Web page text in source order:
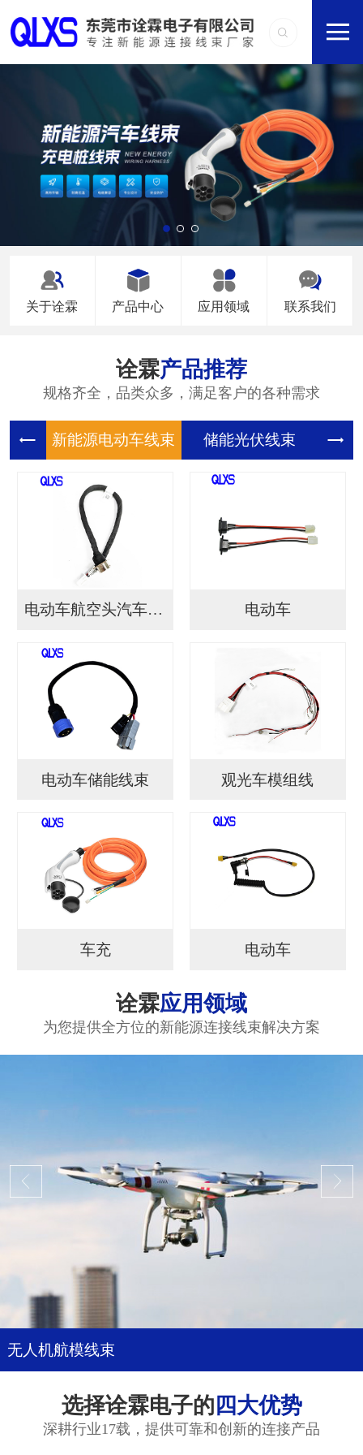
关于诠霖 产品中心 应用领域 联系我们
诠霖产品推荐
规格齐全，品类众多，满足客户的各种需求
新能源电 储能光伏
电动车航空头汽车连接... 电动车
电动车储能线束 观光车模组线
车充 电动车
诠霖应用领域
为您提供全方位的新能源连接线束解决方案
无人机航模线束
选择诠霖电子的 四大优势
深耕行业17载，提供可靠和创新的连接产品